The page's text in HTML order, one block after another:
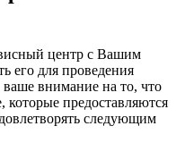
центр с Вашим
его для проведения
внимание на то, что
которые предоставляются
следующим